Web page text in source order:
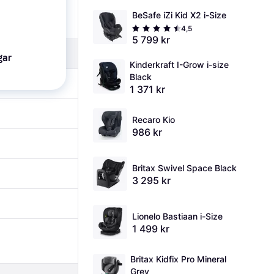
BeSafe iZi Kid X2 i-Size
4,5
5 799 kr
Kinderkraft I-Grow i-size
Black
1 371 kr
Recaro Kio
986 kr
Britax Swivel Space Black
3 295 kr
Lionelo Bastiaan i-Size
1 499 kr
Britax Kidfix Pro Mineral
Grey